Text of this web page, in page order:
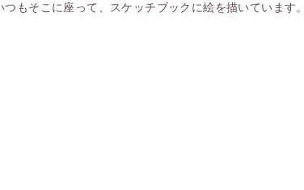
つもそこに座って、スケッチブックに絵を描いています